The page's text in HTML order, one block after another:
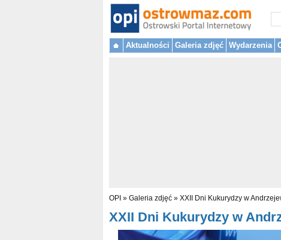
Aktualności Galeria zdjęć Wydarzenia
OPI » Galeria zdjęć » XXII Dni Kukurydzy w
XXII Dni Kukurydzy w